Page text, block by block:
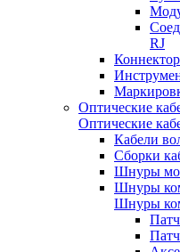
RJ
Оптические
Оптические
Кабели
Сборки
Шнуры
Шнуры
Шнуры